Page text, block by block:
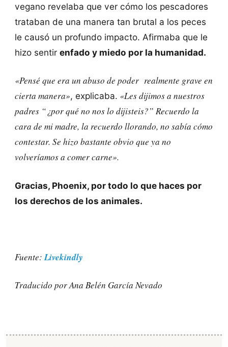
vegano revelaba que ver cómo los pescadores
trataban de una manera tan brutal a los peces
le causó un profundo impacto. Afirmaba que le
hizo sentir enfado y miedo por la humanidad.
«Pensé que era un abuso de poder realmente grave en
cierta manera», explicaba. «Les dijimos a nuestros
padres “¿por qué no nos lo dijisteis?” Recuerdo la
cara de mi madre, la recuerdo llorando, no sabía cómo
contestar. Se hizo bastante obvio que ya no
volveríamos a comer carne».
Gracias, Phoenix, por todo lo que haces por
los derechos de los animales.
Fuente:Livekindly
Traducido por Ana Belén García Nevado